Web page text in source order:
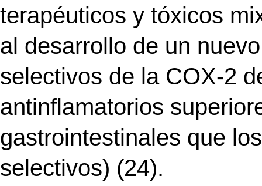
terapéuticos y tóxicos
al desarrollo de un
selectivos de la COX-2
antinflamatorios
gastrointestinales que
selectivos) (24).